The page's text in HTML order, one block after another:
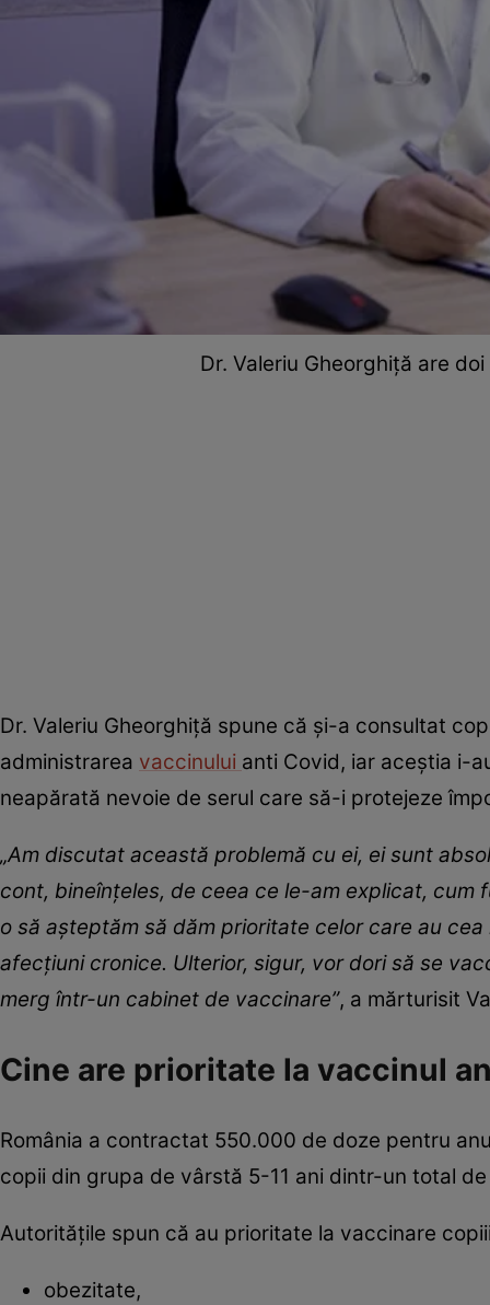
Dr. Valeriu Gheorghiță are
Dr. Valeriu Gheorghiță spune că și-a consultat
administrarea vaccinului anti Covid, iar aceștia i-
neapărată nevoie de serul care să-i protejeze
„Am discutat această problemă cu ei, ei sunt
cont, bineînțeles, de ceea ce le-am explicat, cum
o să așteptăm să dăm prioritate celor care au
afecțiuni cronice. Ulterior, sigur, vor dori să se
merg într-un cabinet de vaccinare”, a mărturisit
Cine are prioritate la vaccinul
România a contractat 550.000 de doze pentru
copii din grupa de vârstă 5-11 ani dintr-un total
Autoritățile spun că au prioritate la vaccinare
obezitate,